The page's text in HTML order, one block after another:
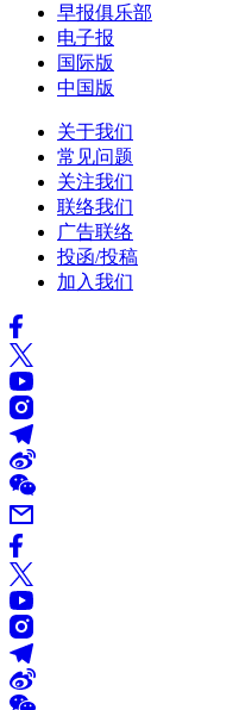
早报俱乐部
电子报
国际版
中国版
关于我们
常见问题
关注我们
联络我们
广告联络
投函/投稿
加入我们